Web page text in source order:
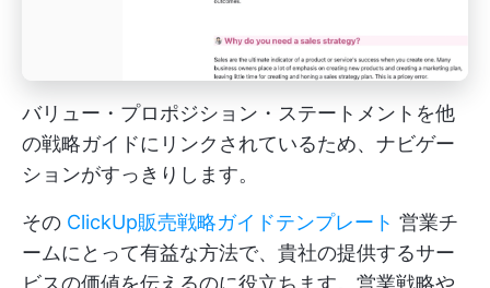
バリュー・プロポジション・ステートメントを他
の戦略ガイドにリンクされているため、ナビゲー
ションがすっきりします。
その ClickUp販売戦略ガイドテンプレート 営業チ
ームにとって有益な方法で、貴社の提供するサー
ビスの価値を伝えるのに役立ちます。営業戦略や